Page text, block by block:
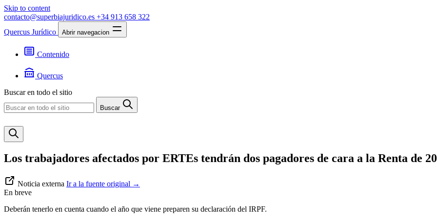
Skip to content
contacto@superbiajuridico.es +34 913 658 322
Quercus Jurídico
Abrir navegacion
Contenido
Noticias
Quercus
Contacto
Buscar en todo el sitio
Buscar
Los trabajadores afectados por ERTEs tendrán dos pagadores de cara a la Renta de
Noticia externa Ir a la fuente original →
En breve
Deberán tenerlo en cuenta cuando el año que viene preparen su declaración del IRPF.